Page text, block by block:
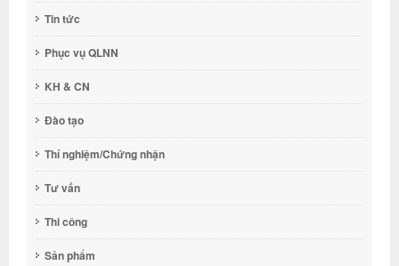
Tin tức
Phục vụ QLNN
KH & CN
Đào tạo
Thí nghiệm/Chứng nhận
Tư vấn
Thi công
Sản phẩm